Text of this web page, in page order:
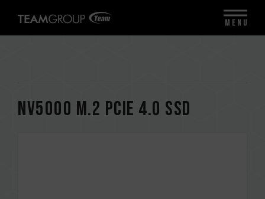
NV5000 M.2 PCIe 4.0 SSD
MENU